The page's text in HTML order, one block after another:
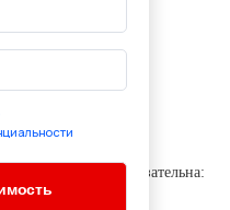
дополнили
ссылка обязательна:
охотника